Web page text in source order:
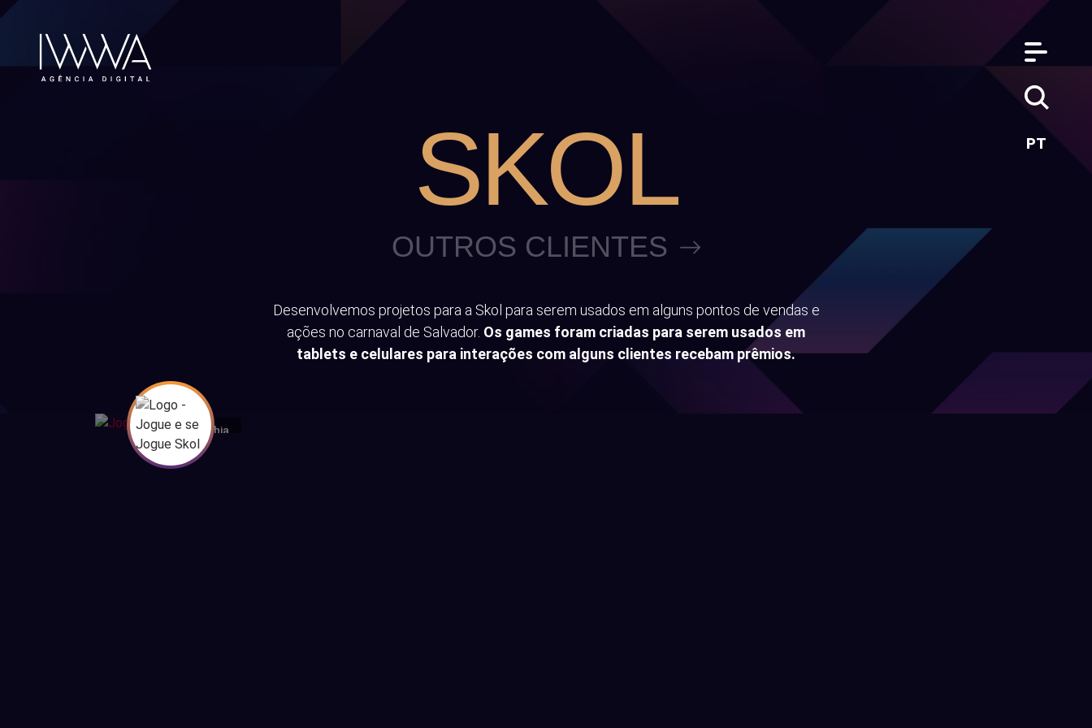
PT
SKOL
OUTROS CLIENTES
Desenvolvemos projetos para a Skol para serem usados em alguns pontos de vendas e
ações no carnaval de Salvador. Os games foram criadas para serem usados em
tablets e celulares para interações com alguns clientes recebam prêmios.
Bahia